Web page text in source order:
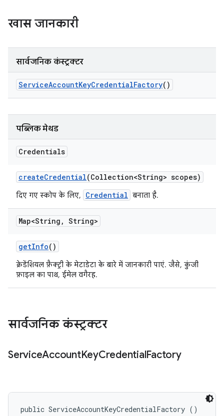
खास जानकारी
सार्वजनिक कंस्ट्रक्टर
ServiceAccountKeyCredentialFactory()
पब्लिक मेथड
Credentials
createCredential(Collection<String> scopes)
दिए गए स्कोप के लिए, Credential बनाता है.
Map<String , String>
getInfo()
क्रेडेंशियल फ़ैक्ट्री के मेटाडेटा के बारे में जानकारी पाएं. जैसे, कुंजी
फ़ाइल का पाथ, ईमेल वगैरह.
सार्वजनिक कंस्ट्रक्टर
ServiceAccountKeyCredentialFactory
public ServiceAccountKeyCredentialFactory ()